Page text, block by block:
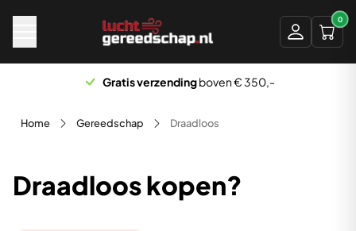
0
Gratis verzendingboven € 350,-
Home Gereedschap Draadloos
Draadloos kopen?